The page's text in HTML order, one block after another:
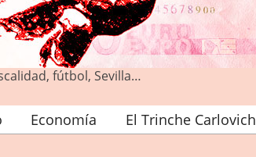
fútbol, Sevilla…
Economía El Trinche Carlovich